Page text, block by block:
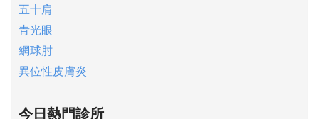
五十肩
青光眼
網球肘
異位性皮膚炎
今日熱門診所